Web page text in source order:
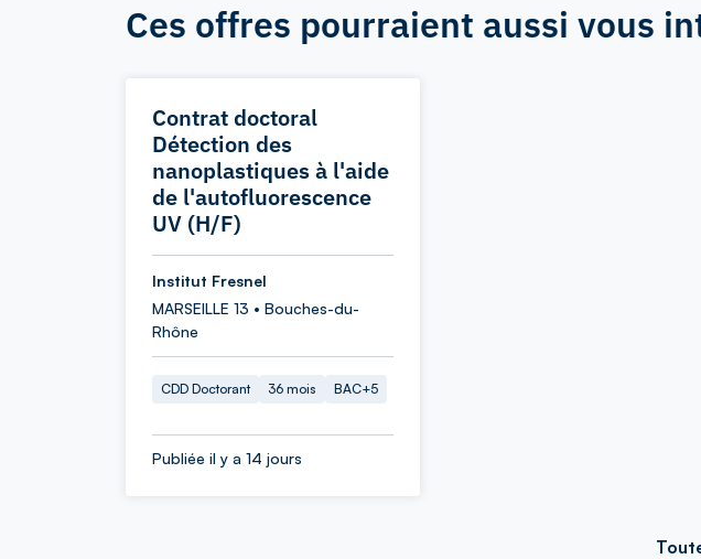
Ces offres pourraient aussi vous
Contrat doctoral
Détection des
nanoplastiques à l'aide
de l'autofluorescence
UV (H/F)
Institut Fresnel
MARSEILLE 13 • Bouches-du-
Rhône
CDD Doctorant 36 mois BAC+5
Publiée il y a 14 jours